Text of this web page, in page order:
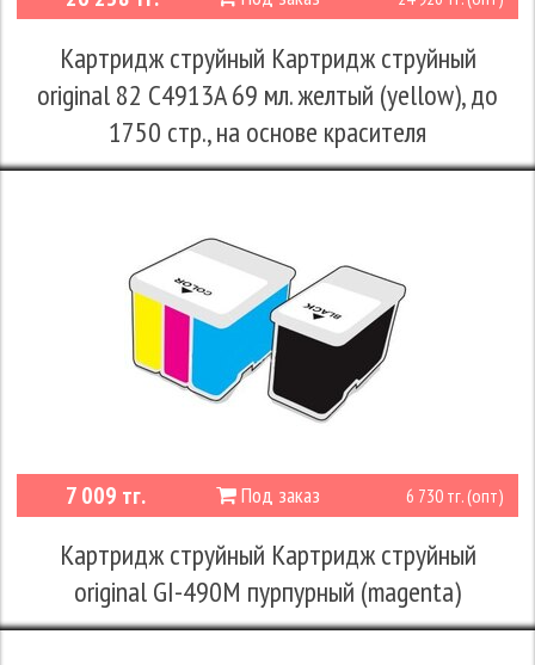
Картридж струйный Картридж струйный
original 82 C4913A 69 мл. желтый (yellow), до
1750 стр., на основе красителя
Под заказ
7 009 тг. 6 730 тг. (опт)
Картридж струйный Картридж струйный
original GI-490M пурпурный (magenta)